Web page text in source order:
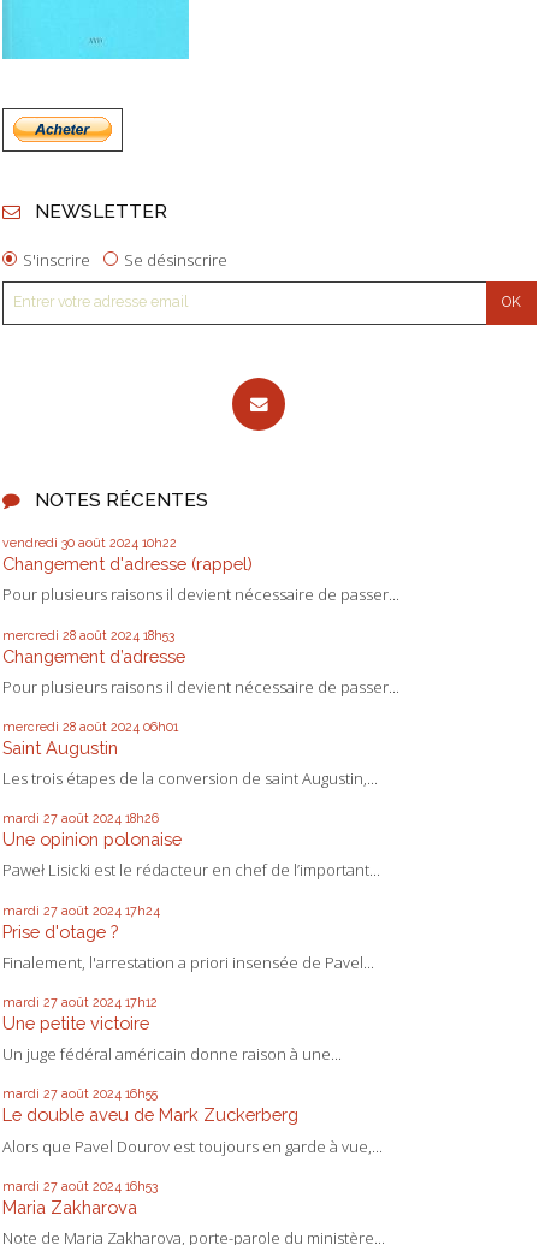
NEWSLETTER
S'inscrire Se désinscrire
NOTES RÉCENTES
vendredi 30 août 2024 10h22
Changement d'adresse (rappel)
Pour plusieurs raisons il devient nécessaire de passer...
mercredi 28 août 2024 18h53
Changement d’adresse
Pour plusieurs raisons il devient nécessaire de passer...
mercredi 28 août 2024 06h01
Saint Augustin
Les trois étapes de la conversion de saint Augustin,...
mardi 27 août 2024 18h26
Une opinion polonaise
Paweł Lisicki est le rédacteur en chef de l’important...
mardi 27 août 2024 17h24
Prise d'otage ?
Finalement, l'arrestation a priori insensée de Pavel...
mardi 27 août 2024 17h12
Une petite victoire
Un juge fédéral américain donne raison à une...
mardi 27 août 2024 16h55
Le double aveu de Mark Zuckerberg
Alors que Pavel Dourov est toujours en garde à vue,...
mardi 27 août 2024 16h53
Maria Zakharova
Note de Maria Zakharova, porte-parole du ministère...